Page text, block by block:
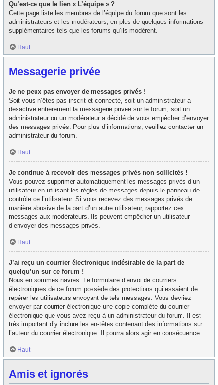
Qu’est-ce que le lien « L’équipe » ?
Cette page liste les membres de l’équipe du forum que sont les
administrateurs et les modérateurs, en plus de quelques informations
supplémentaires tels que les forums qu’ils modèrent.
Haut
Messagerie privée
Je ne peux pas envoyer de messages privés !
Soit vous n’êtes pas inscrit et connecté, soit un administrateur a
désactivé entièrement la messagerie privée sur le forum, soit un
administrateur ou un modérateur a décidé de vous empêcher d’envoyer
des messages privés. Pour plus d’informations, veuillez contacter un
administrateur du forum.
Haut
Je continue à recevoir des messages privés non sollicités !
Vous pouvez supprimer automatiquement les messages privés d’un
utilisateur en utilisant les règles de messages depuis le panneau de
contrôle de l’utilisateur. Si vous recevez des messages privés de
manière abusive de la part d’un autre utilisateur, rapportez ces
messages aux modérateurs. Ils peuvent empêcher un utilisateur
d’envoyer des messages privés.
Haut
J’ai reçu un courrier électronique indésirable de la part de
quelqu’un sur ce forum !
Nous en sommes navrés. Le formulaire d’envoi de courriers
électroniques de ce forum possède des protections qui essaient de
repérer les utilisateurs envoyant de tels messages. Vous devriez
envoyer par courrier électronique une copie complète du courrier
électronique que vous avez reçu à un administrateur du forum. Il est
très important d’y inclure les en-têtes contenant des informations sur
l’auteur du courrier électronique. Il pourra alors agir en conséquence.
Haut
Amis et ignorés